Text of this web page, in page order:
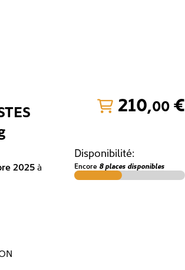
2025à
210,00 €
Disponibilité:
Encore 8 places disponibles